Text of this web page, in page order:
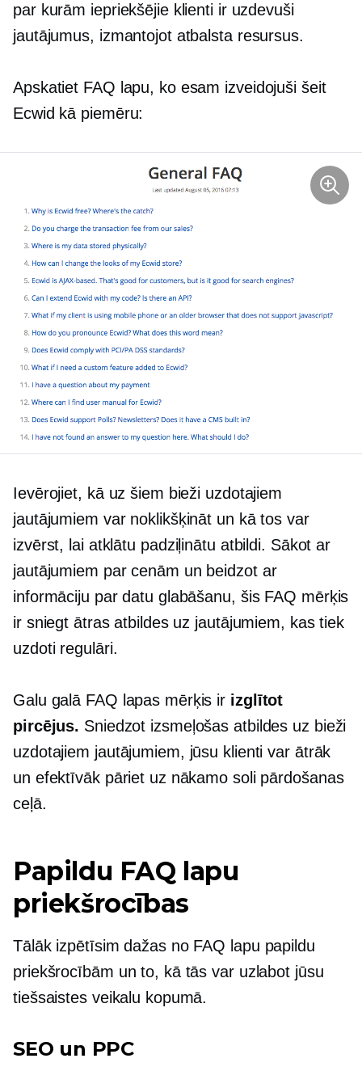
par kurām iepriekšējie klienti ir uzdevuši
jautājumus, izmantojot atbalsta resursus.
Apskatiet FAQ lapu, ko esam izveidojuši šeit
Ecwid kā piemēru:
Ievērojiet, kā uz šiem bieži uzdotajiem
jautājumiem var noklikšķināt un kā tos var
izvērst, lai atklātu padziļinātu atbildi. Sākot ar
jautājumiem par cenām un beidzot ar
informāciju par datu glabāšanu, šis FAQ mērķis
ir sniegt ātras atbildes uz jautājumiem, kas tiek
uzdoti regulāri.
Galu galā FAQ lapas mērķis ir izglītot
pircējus. Sniedzot izsmeļošas atbildes uz bieži
uzdotajiem jautājumiem, jūsu klienti var ātrāk
un efektīvāk pāriet uz nākamo soli pārdošanas
ceļā.
Papildu FAQ lapu
priekšrocības
Tālāk izpētīsim dažas no FAQ lapu papildu
priekšrocībām un to, kā tās var uzlabot jūsu
tiešsaistes veikalu kopumā.
SEO un PPC